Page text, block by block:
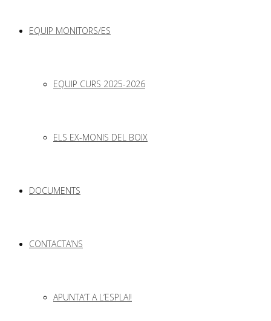
EQUIP MONITORS/ES
EQUIP CURS 2025-2026
ELS EX-MONIS DEL BOIX
DOCUMENTS
CONTACTA’NS
APUNTA’T A L’ESPLAI!